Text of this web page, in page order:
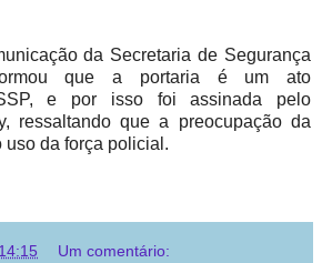
da Secretaria de Segurança
que a portaria é um ato
e por isso foi assinada pelo
ressaltando que a preocupação da
da força policial.
14:15 Um comentário: